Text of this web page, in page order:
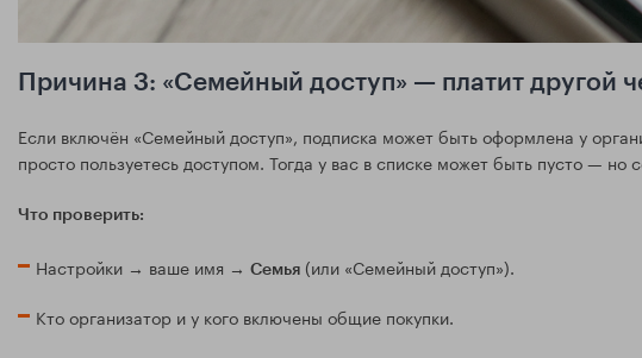
Причина 3: «Семейный доступ» — платит другой
Если включён «Семейный доступ», подписка может быть оформлена у
просто пользуетесь доступом. Тогда у вас в списке может быть пусто — но
Что проверить:
Настройки → ваше имя → Семья (или «Семейный доступ»).
Кто организатор и у кого включены общие покупки.